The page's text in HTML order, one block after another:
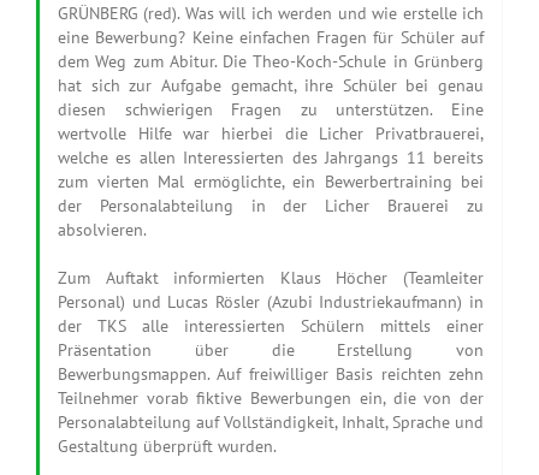
GRÜNBERG (red). Was will ich werden und wie erstelle ich
eine Bewerbung? Keine einfachen Fragen für Schüler auf
dem Weg zum Abitur. Die Theo-Koch-Schule in Grünberg
hat sich zur Aufgabe gemacht, ihre Schüler bei genau
diesen schwierigen Fragen zu unterstützen. Eine
wertvolle Hilfe war hierbei die Licher Privatbrauerei,
welche es allen Interessierten des Jahrgangs 11 bereits
zum vierten Mal ermöglichte, ein Bewerbertraining bei
der Personalabteilung in der Licher Brauerei zu
absolvieren.
Zum Auftakt informierten Klaus Höcher (Teamleiter
Personal) und Lucas Rösler (Azubi Industriekaufmann) in
der TKS alle interessierten Schülern mittels einer
Präsentation über die Erstellung von
Bewerbungsmappen. Auf freiwilliger Basis reichten zehn
Teilnehmer vorab fiktive Bewerbungen ein, die von der
Personalabteilung auf Vollständigkeit, Inhalt, Sprache und
Gestaltung überprüft wurden.